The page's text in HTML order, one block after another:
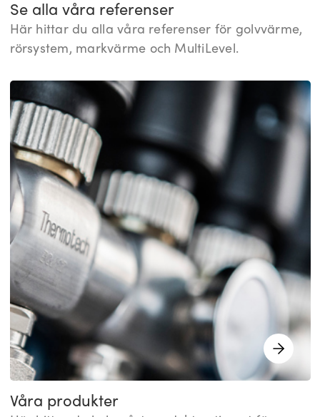
Se alla våra referenser
Här hittar du alla våra referenser för golvvärme,
rörsystem, markvärme och MultiLevel.
Våra produkter